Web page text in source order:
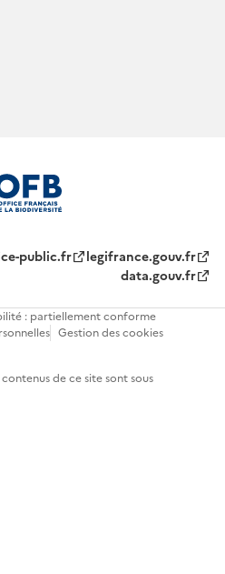
public.fr
legifrance.gouv.fr
data.gouv.fr
: partiellement conforme
Gestion des cookies
de ce site sont sous